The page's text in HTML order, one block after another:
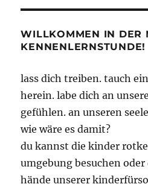
WILLKOMMEN IN DER
KENNENLERNSTUNDE!
lass dich treiben. tauch
herein. labe dich an
gefühlen. an unseren
wie wäre es damit?
du kannst die kinder
umgebung besuchen
hände unserer